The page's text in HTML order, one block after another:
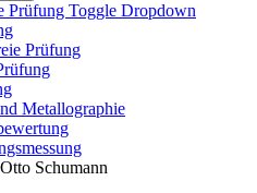
Prüfung Toggle Dropdown
Prüfung
Metallographie
Schumann